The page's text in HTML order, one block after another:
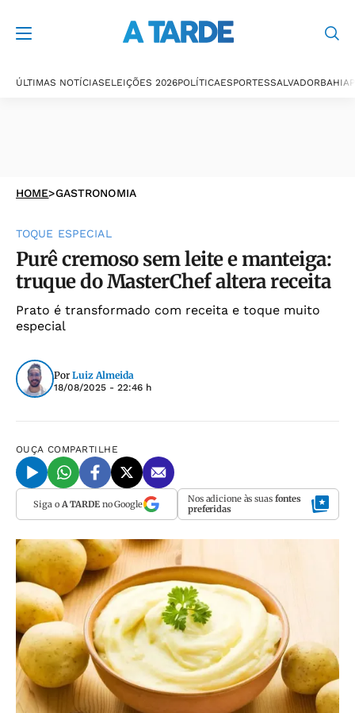
ÚLTIMAS NOTÍCIASELEIÇÕES 2026POLÍTICAESPORTESSALVADORBAHIA
HOME>GASTRONOMIA
TOQUE ESPECIAL
Purê cremoso sem leite e manteiga:
truque do MasterChef altera receita
Prato é transformado com receita e toque muito
especial
Por Luiz Almeida
18/08/2025 - 22:46 h
OUÇA COMPARTILHE
Siga o A TARDEno Google Nos adicione às suas fontes
preferidas